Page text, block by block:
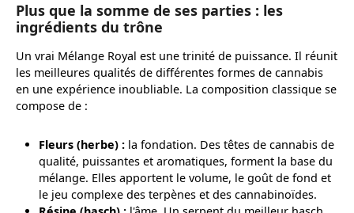
Plus que la somme de ses parties : les
ingrédients du trône
Un vrai Mélange Royal est une trinité de puissance. Il réunit
les meilleures qualités de différentes formes de cannabis
en une expérience inoubliable. La composition classique se
compose de :
Fleurs (herbe) :la fondation. Des têtes de cannabis de
qualité, puissantes et aromatiques, forment la base du
mélange. Elles apportent le volume, le goût de fond et
le jeu complexe des terpènes et des cannabinoïdes.